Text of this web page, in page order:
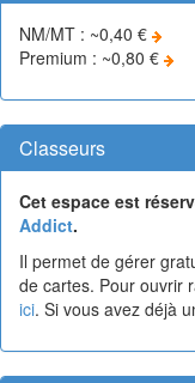
NM/MT : ~0,40 €
Premium : ~0,80 €
Classeurs
Cet espace est
Addict.
Il permet de gérer
de cartes. Pour ouvrir
ici. Si vous avez déjà